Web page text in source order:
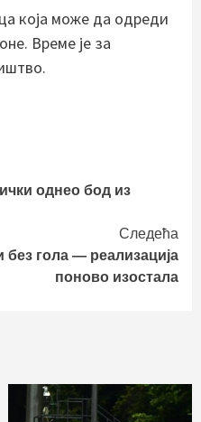
која може да одреди
Време је за
однео бод из
Следећа
гола — реализација
поново изостала